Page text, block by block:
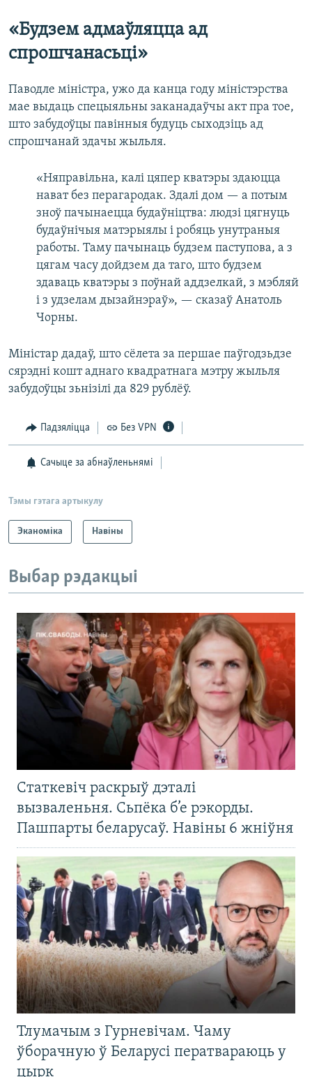
«Будзем адмаўляцца ад
спрошчанасьці»
Паводле міністра, ужо да канца году міністэрства
мае выдаць спецыяльны заканадаўчы акт пра тое,
што забудоўцы павінныя будуць сыходзіць ад
спрошчанай здачы жыльля.
«Няправільна, калі цяпер кватэры здаюцца
нават без перагародак. Здалі дом — а потым
зноў пачынаецца будаўніцтва: людзі цягнуць
будаўнічыя матэрыялы і робяць унутраныя
работы. Таму пачынаць будзем паступова, а з
цягам часу дойдзем да таго, што будзем
здаваць кватэры з поўнай аддзелкай, з мэбляй
і з удзелам дызайнэраў», — сказаў Анатоль
Чорны.
Міністар дадаў, што сёлета за першае паўгодзьдзе
сярэдні кошт аднаго квадратнага мэтру жыльля
забудоўцы зьнізілі да 829 рублёў.
Падзяліцца Без VPN
Сачыце за абнаўленьнямі
Тэмы гэтага артыкулу
Эканоміка Навіны
Выбар рэдакцыі
Статкевіч раскрыў дэталі
вызваленьня. Сьпёка б’е рэкорды.
Пашпарты беларусаў. Навіны 6 жніўня
Тлумачым з Гурневічам. Чаму
ўборачную ў Беларусі ператвараюць у
цырк